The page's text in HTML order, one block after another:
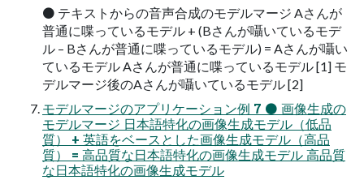
⚫ テキストからの音声合成のモデルマージ Aさんが
普通に喋っているモデル + (Bさんが囁いているモデ
ル – Bさんが普通に喋っているモデル) = Aさんが囁い
ているモデル Aさんが普通に喋っているモデル [1] モ
デルマージ後のAさんが囁いているモデル [2]
モデルマージのアプリケーション例 7 ⚫ 画像生成の
モデルマージ 日本語特化の画像生成モデル（低品
質） + 英語をベースとした画像生成モデル（高品
質） = 高品質な日本語特化の画像生成モデル 高品質
な日本語特化の画像生成モデル